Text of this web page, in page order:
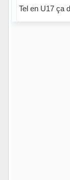
Tel en U17 ça